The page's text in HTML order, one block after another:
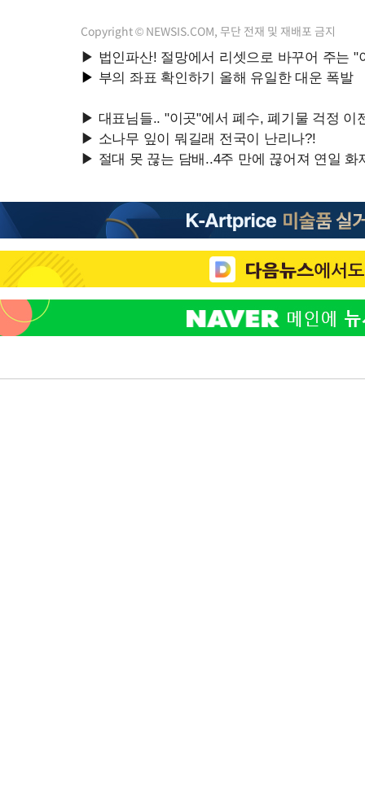
Copyright © NEWSIS.COM, 무단 전재 및 재배포 금지